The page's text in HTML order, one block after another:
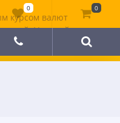
курсом валют
Уточняйте
0 0